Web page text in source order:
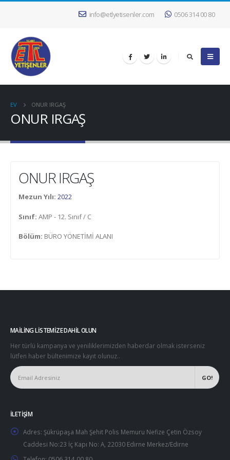
info@etlyetisenler.com 0506 314 00 80
EV ONUR IRGAŞ
ONUR IRGAŞ
ONUR IRGAŞ
Mezun Yılı: 2022
Sınıf: AMP - 12. Sınıf / C
Bölüm: BÜRO YÖNETİMİ ALANI
MAILING LISTEMIZE DAHIL OLUN
Her türlü kampanya ve yeniliklerimizden haberdar olmak isterseniz
lütfen haber bültenimize kayıt olunuz..
İLETIŞIM
Adres: Şükrüpaşa Mah Şehit Polis Memuru Nefize Çetin Özsoy
Caddesi No:23 İç Kapı No: A, 22030 Edirne Merkez/Edirne